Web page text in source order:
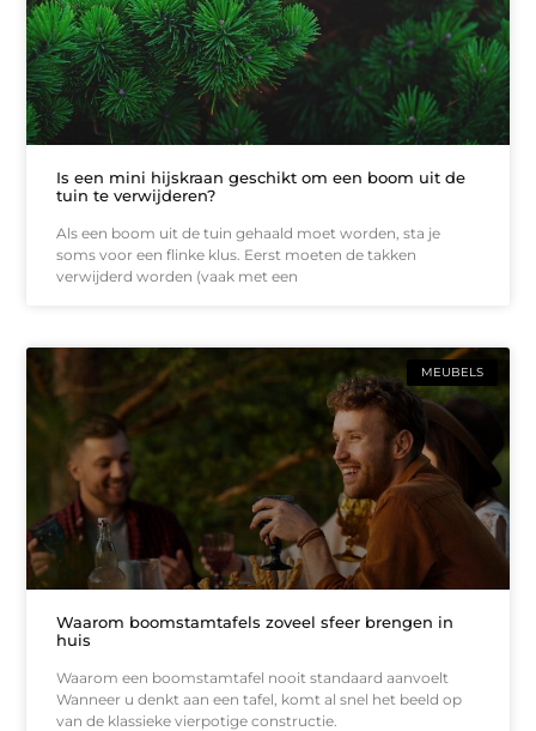
Is een mini hijskraan geschikt om een boom uit de
tuin te verwijderen?
Als een boom uit de tuin gehaald moet worden, sta je
soms voor een flinke klus. Eerst moeten de takken
verwijderd worden (vaak met een
MEUBELS
Waarom boomstamtafels zoveel sfeer brengen in
huis
Waarom een boomstamtafel nooit standaard aanvoelt
Wanneer u denkt aan een tafel, komt al snel het beeld op
van de klassieke vierpotige constructie.